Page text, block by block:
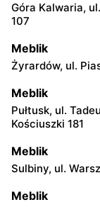
Góra Kalwaria,
107
Meblik
Żyrardów, ul.
Meblik
Pułtusk, ul.
Kościuszki 181
Meblik
Sulbiny, ul.
Meblik